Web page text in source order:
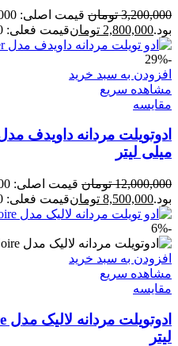
3,200,000 تومان
بود.2,800,000 تومانقیمت فعلی: 2,800,000 تومان.
-29%
افزودن به سبد خرید
مشاهده سریع
مقایسه
میلی لیتر
12,000,000 تومان
بود.8,500,000 تومانقیمت فعلی: 8,500,000 تومان.
-6%
افزودن به سبد خرید
مشاهده سریع
مقایسه
لیتر